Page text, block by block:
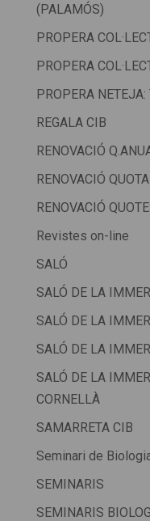
(PALAMÓS)
PROPERA
PROPERA
PROPERA NETEJA:
REGALA CIB
RENOVACIÓ
RENOVACIÓ
RENOVACIÓ
Revistes on-line
SALÓ
SALÓ DE LA
SALÓ DE LA
SALÓ DE LA
SALÓ DE LA
CORNELLÀ
SAMARRETA CIB
Seminari de
SEMINARIS
SEMINARIS